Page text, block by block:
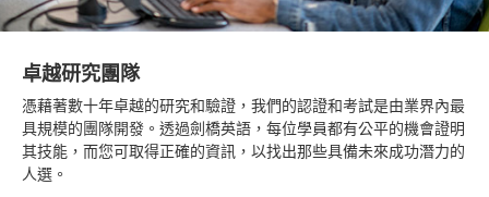
卓越研究團隊
憑藉著數十年卓越的研究和驗證，我們的認證和考試是由業界內最
具規模的團隊開發。透過劍橋英語，每位學員都有公平的機會證明
其技能，而您可取得正確的資訊，以找出那些具備未來成功潛力的
人選。